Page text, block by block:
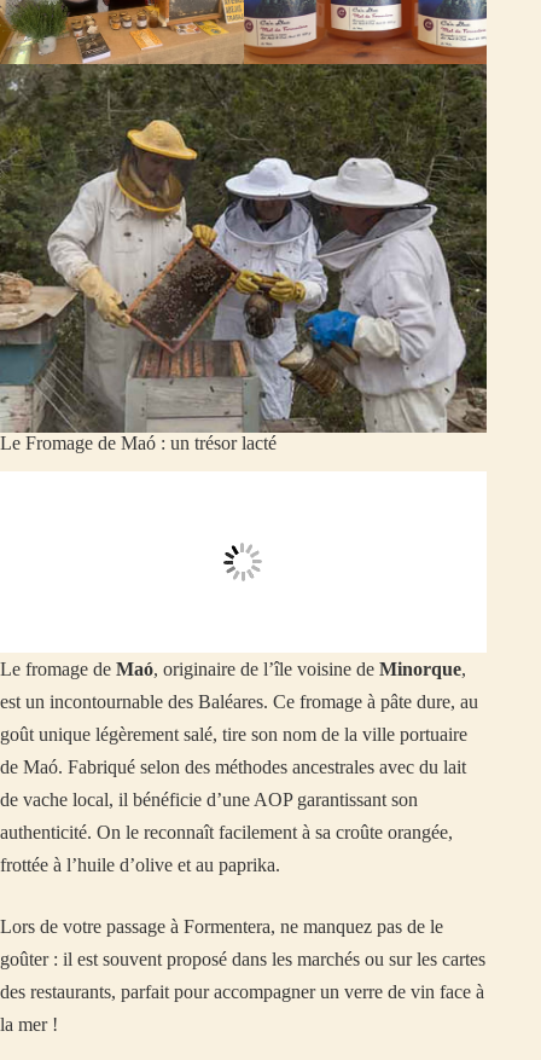
Le Fromage de Maó : un trésor lacté
Le fromage de Maó, originaire de l’île voisine de Minorque,
est un incontournable des Baléares. Ce fromage à pâte dure, au
goût unique légèrement salé, tire son nom de la ville portuaire
de Maó. Fabriqué selon des méthodes ancestrales avec du lait
de vache local, il bénéficie d’une AOP garantissant son
authenticité. On le reconnaît facilement à sa croûte orangée,
frottée à l’huile d’olive et au paprika.
Lors de votre passage à Formentera, ne manquez pas de le
goûter : il est souvent proposé dans les marchés ou sur les cartes
des restaurants, parfait pour accompagner un verre de vin face à
la mer !